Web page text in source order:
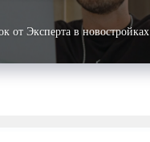
от Эксперта в новостройках